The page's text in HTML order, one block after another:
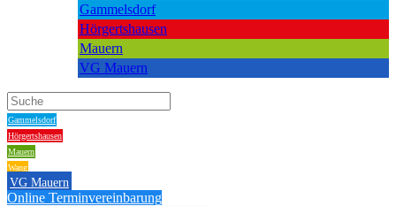
Gammelsdorf
Hörgertshausen
Mauern
VG Mauern
Gammelsdorf
Hörgertshausen
Mauern
Wang
VG Mauern
Online Terminvereinbarung